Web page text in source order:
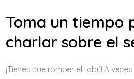
Toma un tiempo
charlar sobre el
¡Tienes que romper el tabú! A